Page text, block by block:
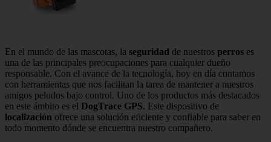
En el mundo de las mascotas, la seguridad de nuestros perros es
una de las principales preocupaciones para cualquier dueño
responsable. Con el avance de la tecnología, hoy en día contamos
con herramientas que nos facilitan la tarea de mantener a nuestros
amigos peludos bajo control. Uno de los productos más destacados
en este ámbito es el DogTrace GPS. Este dispositivo de
localización ofrece una solución eficiente y confiable para saber en
todo momento dónde se encuentra nuestro compañero.